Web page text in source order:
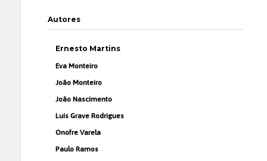
Autores
Ernesto Martins
Eva Monteiro
João Monteiro
João Nascimento
Luís Grave Rodrigues
Onofre Varela
Paulo Ramos